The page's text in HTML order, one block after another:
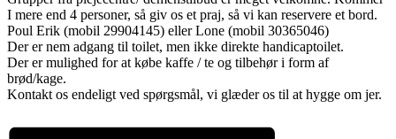
I mere end 4 personer, så giv os et praj, så vi kan reservere et bord.
Poul Erik (mobil 29904145) eller Lone (mobil 30365046)
Der er nem adgang til toilet, men ikke direkte handicaptoilet.
Der er mulighed for at købe kaffe / te og tilbehør i form af
brød/kage.
Kontakt os endeligt ved spørgsmål, vi glæder os til at hygge om jer.